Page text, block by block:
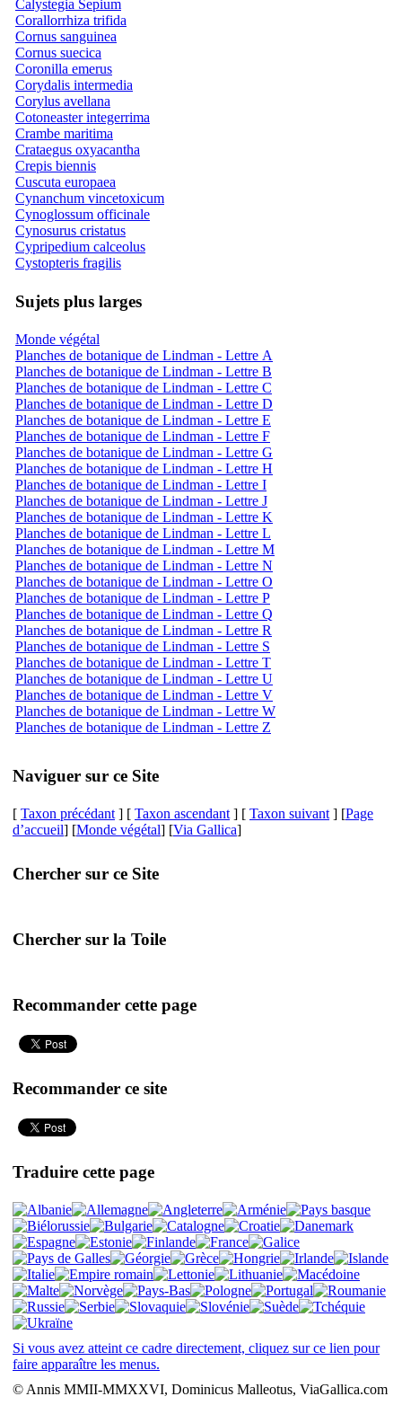
Calystegia Sepium
Corallorrhiza trifida
Cornus sanguinea
Cornus suecica
Coronilla emerus
Corydalis intermedia
Corylus avellana
Cotoneaster integerrima
Crambe maritima
Crataegus oxyacantha
Crepis biennis
Cuscuta europaea
Cynanchum vincetoxicum
Cynoglossum officinale
Cynosurus cristatus
Cypripedium calceolus
Cystopteris fragilis
Sujets plus larges
Monde végétal
Planches de botanique de Lindman - Lettre A
Planches de botanique de Lindman - Lettre B
Planches de botanique de Lindman - Lettre C
Planches de botanique de Lindman - Lettre D
Planches de botanique de Lindman - Lettre E
Planches de botanique de Lindman - Lettre F
Planches de botanique de Lindman - Lettre G
Planches de botanique de Lindman - Lettre H
Planches de botanique de Lindman - Lettre I
Planches de botanique de Lindman - Lettre J
Planches de botanique de Lindman - Lettre K
Planches de botanique de Lindman - Lettre L
Planches de botanique de Lindman - Lettre M
Planches de botanique de Lindman - Lettre N
Planches de botanique de Lindman - Lettre O
Planches de botanique de Lindman - Lettre P
Planches de botanique de Lindman - Lettre Q
Planches de botanique de Lindman - Lettre R
Planches de botanique de Lindman - Lettre S
Planches de botanique de Lindman - Lettre T
Planches de botanique de Lindman - Lettre U
Planches de botanique de Lindman - Lettre V
Planches de botanique de Lindman - Lettre W
Planches de botanique de Lindman - Lettre Z
Naviguer sur ce Site
[ Taxon précédant ] [ Taxon ascendant ] [ Taxon suivant ] [Page
d’accueil] [Monde végétal] [Via Gallica]
Chercher sur ce Site
Chercher sur la Toile
Recommander cette page
Recommander ce site
Traduire cette page
Si vous avez atteint ce cadre directement, cliquez sur ce lien pour
faire apparaître les menus.
© Annis MMII-MMXXVI, Dominicus Malleotus, ViaGallica.com